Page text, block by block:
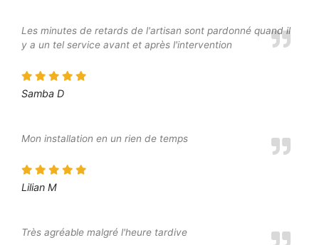
Les minutes de retards de l'artisan sont pardonné quand il
y a un tel service avant et après l'intervention
Samba D
Mon installation en un rien de temps
Lilian M
Très agréable malgré l'heure tardive